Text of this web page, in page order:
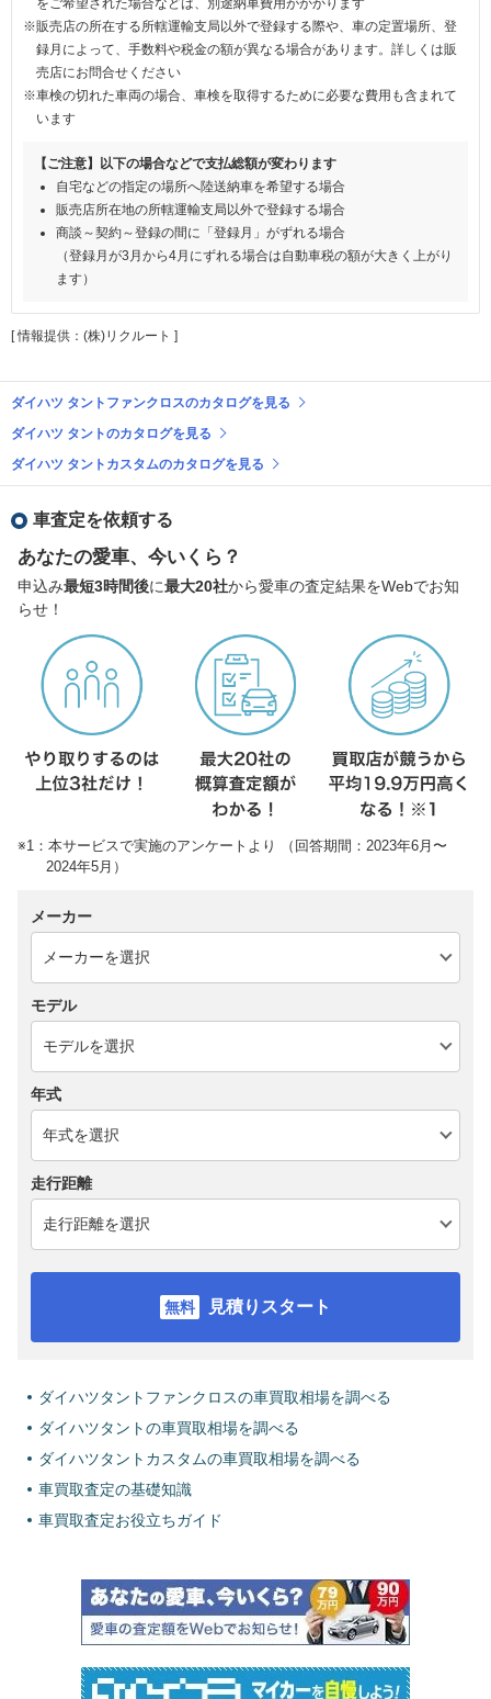
※販売店の所在する所轄運輸支局以外で登録する際や、車の定置場所、登
録月によって、手数料や税金の額が異なる場合があります。詳しくは販
売店にお問合せください
※車検の切れた車両の場合、車検を取得するために必要な費用も含まれて
います
【ご注意】以下の場合などで支払総額が変わります
自宅などの指定の場所へ陸送納車を希望する場合
販売店所在地の所轄運輸支局以外で登録する場合
商談～契約～登録の間に「登録月」がずれる場合
（登録月が3月から4月にずれる場合は自動車税の額が大きく上がり
ます）
[ 情報提供：(株)リクルート ]
ダイハツ タントファンクロスのカタログを見る
ダイハツ タントのカタログを見る
ダイハツ タントカスタムのカタログを見る
車査定を依頼する
あなたの愛車、今いくら？
申込み最短3時間後に最大20社から愛車の査定結果をWebでお知
らせ！
※1：本サービスで実施のアンケートより （回答期間：2023年6月〜
2024年5月）
メーカー
モデル
年式
走行距離
見積りスタート
ダイハツタントファンクロスの車買取相場を調べる
ダイハツタントの車買取相場を調べる
ダイハツタントカスタムの車買取相場を調べる
車買取査定の基礎知識
車買取査定お役立ちガイド